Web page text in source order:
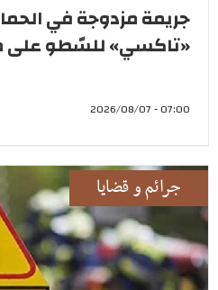
جريمة مزدوجة في
«تاكسي» للسّطو
07:00 - 2026/08/07
جرائم و قضايا